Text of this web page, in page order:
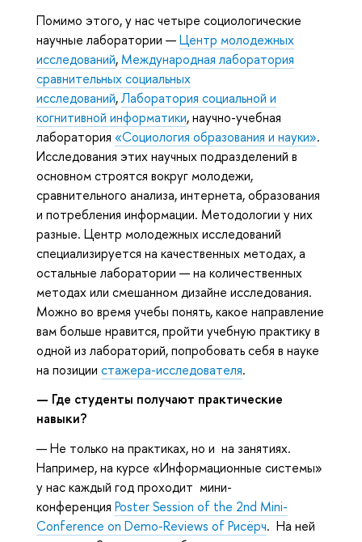
Помимо этого, у нас четыре социологические
научные лаборатории —Центр молодежных
исследований, Международная лаборатория
сравнительных социальных
исследований,Лаборатория социальной и
когнитивной информатики, научно-учебная
лаборатория «Социология образования и науки».
Исследования этих научных подразделений в
основном строятся вокруг молодежи,
сравнительного анализа, интернета, образования
и потребления информации. Методологии у них
разные. Центр молодежных исследований
специализируется на качественных методах, а
остальные лаборатории — на количественных
методах или смешанном дизайне исследования.
Можно во время учебы понять, какое направление
вам больше нравится, пройти учебную практику в
одной из лабораторий, попробовать себя в науке
на позиции стажера-исследователя.
— Где студенты получают практические
навыки?
— Не только на практиках, но и на занятиях.
Например, на курсе «Информационные системы»
у нас каждый год проходит мини-
конференция Poster Session of the 2nd Mini-
Conference on Demo-Reviews of Рисёрч. На ней